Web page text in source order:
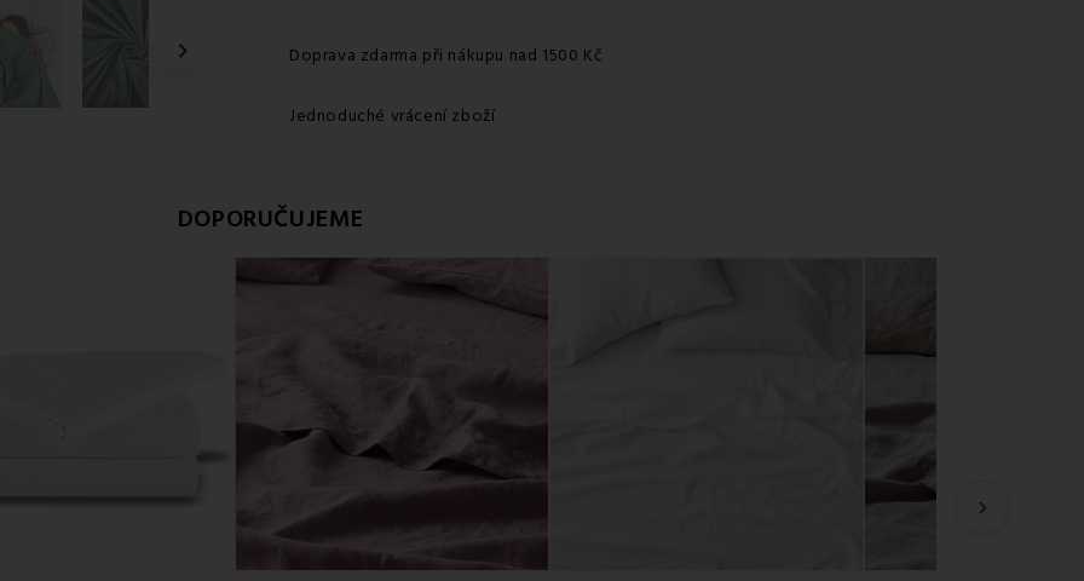
 Doprava zdarma při nákupu nad 1500 Kč
Jednoduché vrácení zboží
DOPORUČUJEME
›